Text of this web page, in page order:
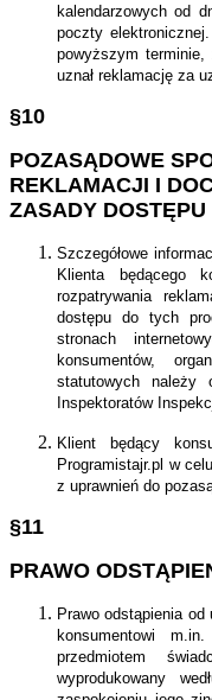
kalendarzowych od
poczty
powyższym
uznał reklamację za
§10
POZASĄDOWE
REKLAMACJI I
ZASADY
Szczegółowe
Klienta będącego
rozpatrywania
dostępu do tych
stronach
konsumentów,
statutowych należy
Inspektoratów
Klient będący
Programistajr.pl w
z uprawnień do
§11
PRAWO
Prawo odstąpienia od
konsumentowi
przedmiotem
wyprodukowany